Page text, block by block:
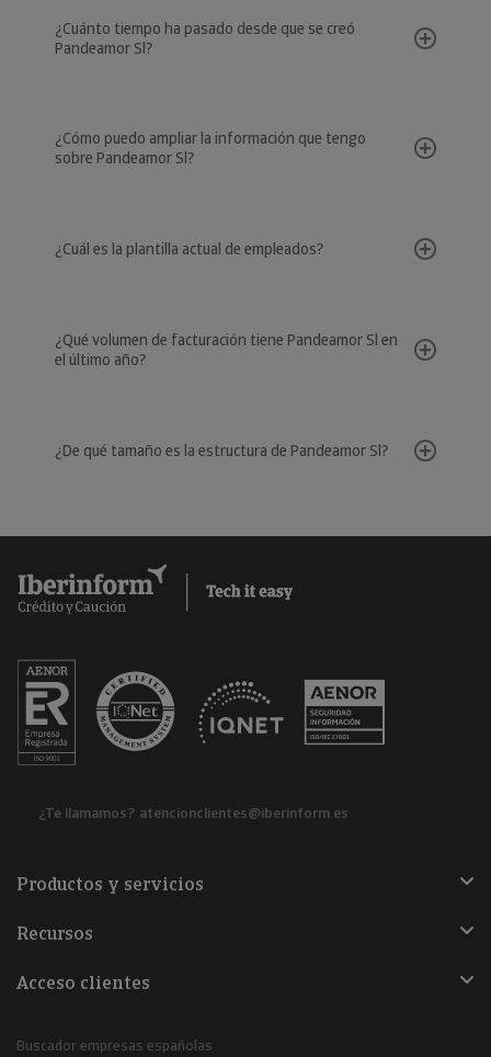
¿Cuánto tiempo ha pasado desde que se creó
Pandeamor Sl?
¿Cómo puedo ampliar la información que tengo
sobre Pandeamor Sl?
¿Cuál es la plantilla actual de empleados?
¿Qué volumen de facturación tiene Pandeamor Sl en
el último año?
¿De qué tamaño es la estructura de Pandeamor Sl?
¿Te llamamos? atencionclientes@iberinform.es
Productos y servicios
Recursos
Acceso clientes
Buscador empresas españolas